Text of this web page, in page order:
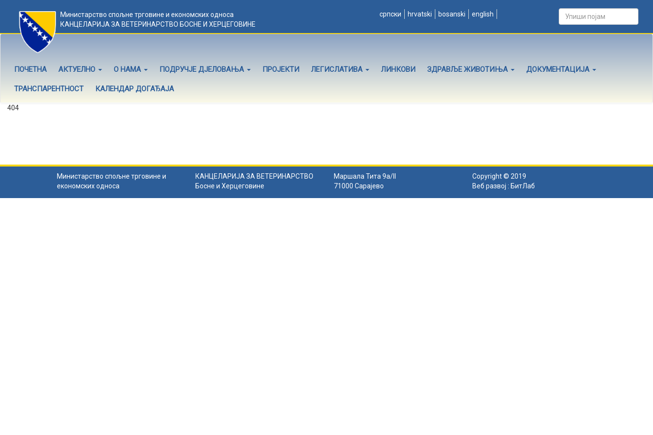
Министарство спољне трговине и економских односа
КАНЦЕЛАРИЈА ЗА ВЕТЕРИНАРСТВО БОСНЕ И ХЕРЦЕГОВИНЕ
српски hrvatski bosanski english
ПОЧЕТНА АКТУЕЛНО О НАМА ПОДРУЧЈЕ ДЈЕЛОВАЊА ПРОЈЕКТИ ЛЕГИСЛАТИВА ЛИНКОВИ ЗДРАВЉЕ ЖИВОТИЊА ДОКУМЕНТАЦИЈА
ТРАНСПАРЕНТНОСТ КАЛЕНДАР ДОГАЂАЈА
404
Министарство спољне трговине и
економских односа
КАНЦЕЛАРИЈА ЗА ВЕТЕРИНАРСТВО
Босне и Херцеговине
Маршала Тита 9а/II
71000 Сарајево
Copyright © 2019
Веб развој : БитЛаб